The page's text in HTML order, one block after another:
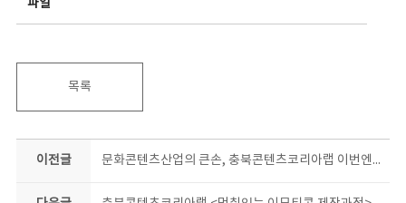
파일
목록
이전글 문화콘텐츠산업의 큰손, 충북콘텐츠코리아랩 이번엔 ‘킥!스타트업 콘텐츠 제작’ 지원